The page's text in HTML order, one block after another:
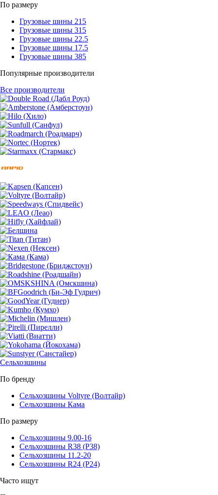
По размеру
Грузовые шины 215
Грузовые шины 315
Грузовые шины 22.5
Грузовые шины 17.5
Грузовые шины 385
Популярные производители
Все производители
Сельхозшины
По бренду
Сельхозшины Voltyre (Волтайр)
Сельхозшины Кама
По размеру
Сельхозшины 9.00-16
Сельхозшины R38 (Р38)
Сельхозшины 11.2-20
Сельхозшины R24 (Р24)
Часто ищут